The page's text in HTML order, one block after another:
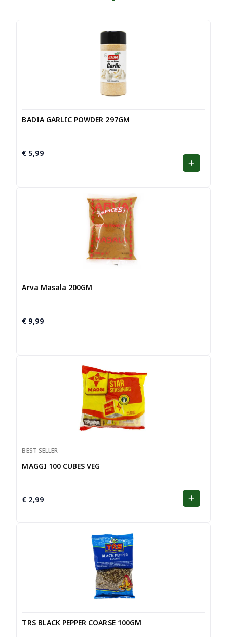
BADIA GARLIC POWDER 297GM
€ 5,99
Arva Masala 200GM
€ 9,99
BEST SELLER
MAGGI 100 CUBES VEG
€ 2,99
TRS BLACK PEPPER COARSE 100GM